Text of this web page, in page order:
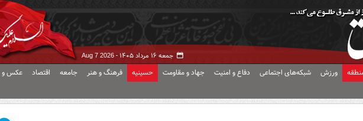
جمعه ۱۶ مرداد ۱۴۰۵ - Aug 7 2026
ورزش شبکه‌های اجتماعی دفاع و امنیت جهاد و مقاومت حسینیه فرهنگ و هنر جامعه اقتصاد عکس و